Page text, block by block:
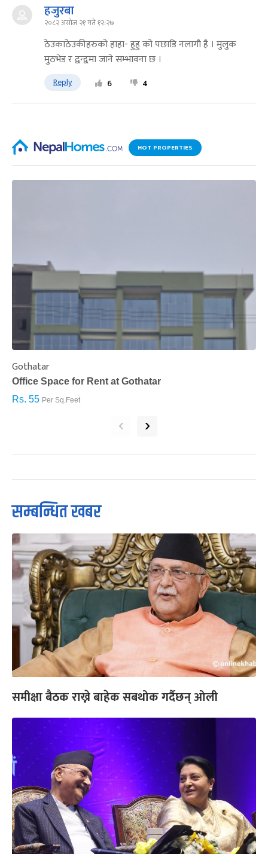
हजुरबा
२०८२ असोज २१ गते १२:२७
ठेउकाठेउकीहरुको हाहा- हुहु को पछाडि नलागाै है । मुलुक
मुठभेड र द्वन्द्वमा जाने सम्भावना छ ।
Reply 6 4
HOT PROPERTIES
Gothatar
Office Space for Rent at Gothatar
Rs. 55 Per Sq.Feet
‹ ›
सम्बन्धित खबर
समीक्षा बैठक राख्ने बाहेक सबथोक गर्दैछन् ओली